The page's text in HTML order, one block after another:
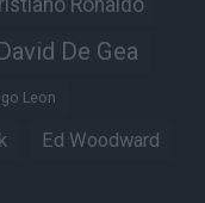
Ronaldo
De Gea
Leon
Ed Woodward